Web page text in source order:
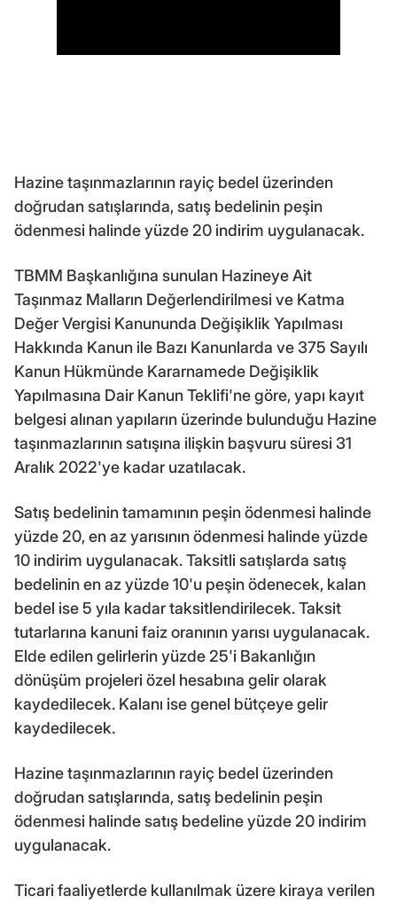
Hazine taşınmazlarının rayiç bedel üzerinden
doğrudan satışlarında, satış bedelinin peşin
ödenmesi halinde yüzde 20 indirim uygulanacak.
TBMM Başkanlığına sunulan Hazineye Ait
Taşınmaz Malların Değerlendirilmesi ve Katma
Değer Vergisi Kanununda Değişiklik Yapılması
Hakkında Kanun ile Bazı Kanunlarda ve 375 Sayılı
Kanun Hükmünde Kararnamede Değişiklik
Yapılmasına Dair Kanun Teklifi'ne göre, yapı kayıt
belgesi alınan yapıların üzerinde bulunduğu Hazine
taşınmazlarının satışına ilişkin başvuru süresi 31
Aralık 2022'ye kadar uzatılacak.
Satış bedelinin tamamının peşin ödenmesi halinde
yüzde 20, en az yarısının ödenmesi halinde yüzde
10 indirim uygulanacak. Taksitli satışlarda satış
bedelinin en az yüzde 10'u peşin ödenecek, kalan
bedel ise 5 yıla kadar taksitlendirilecek. Taksit
tutarlarına kanuni faiz oranının yarısı uygulanacak.
Elde edilen gelirlerin yüzde 25'i Bakanlığın
dönüşüm projeleri özel hesabına gelir olarak
kaydedilecek. Kalanı ise genel bütçeye gelir
kaydedilecek.
Hazine taşınmazlarının rayiç bedel üzerinden
doğrudan satışlarında, satış bedelinin peşin
ödenmesi halinde satış bedeline yüzde 20 indirim
uygulanacak.
Ticari faaliyetlerde kullanılmak üzere kiraya verilen